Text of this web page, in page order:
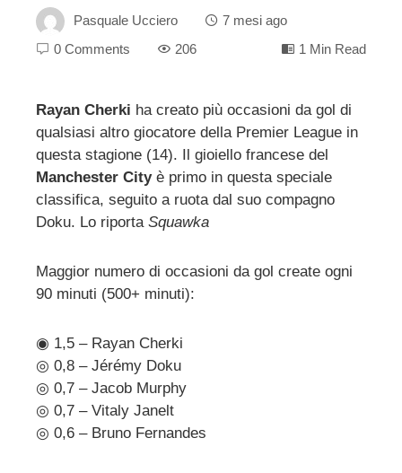
Pasquale Ucciero
7 mesi ago
0 Comments
206 1 Min Read
Rayan Cherki ha creato più occasioni da gol di
qualsiasi altro giocatore della Premier League in
questa stagione (14). Il gioiello francese del
Manchester Cityè primo in questa speciale
classifica, seguito a ruota dal suo compagno
Doku. Lo riporta Squawka
Maggior numero di occasioni da gol create ogni
90 minuti (500+ minuti):
◉ 1,5 – Rayan Cherki
◎ 0,8 – Jérémy Doku
◎ 0,7 – Jacob Murphy
◎ 0,7 – Vitaly Janelt
◎ 0,6 – Bruno Fernandes